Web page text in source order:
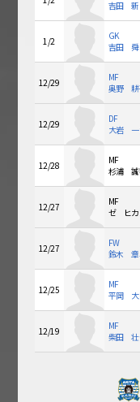
吉田 新
1/2
GK
吉田 舜
12/29
MF
奥野 耕
12/29
DF
大岩 一
12/28
MF
杉浦 誠
12/27
MF
ゼ ヒカ
12/27
FW
鈴木 章
12/25
MF
平岡 大
12/19
MF
柴田 壮